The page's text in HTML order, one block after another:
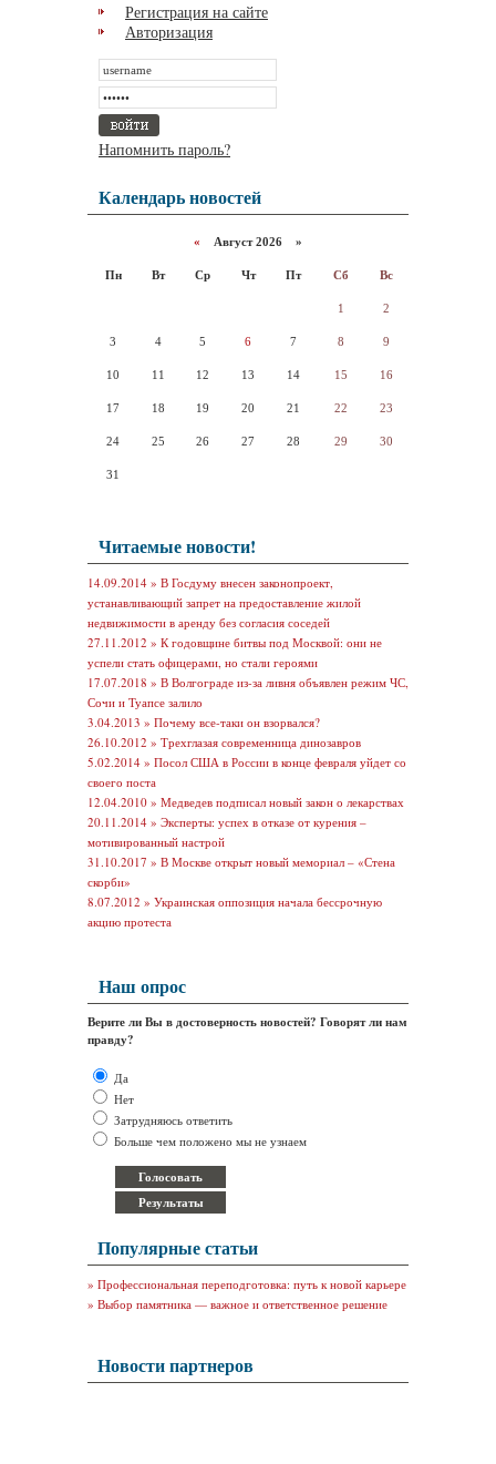
Регистрация на сайте
Авторизация
Напомнить пароль?
Календарь новостей
« Август 2026 »
Пн Вт Ср Чт Пт Сб Вс
1 2
3 4 5 6 7 8 9
10 11 12 13 14 15 16
17 18 19 20 21 22 23
24 25 26 27 28 29 30
31
Читаемые новости!
14.09.2014 » В Госдуму внесен законопроект,
устанавливающий запрет на предоставление жилой
недвижимости в аренду без согласия соседей
27.11.2012 » К годовщине битвы под Москвой: они не
успели стать офицерами, но стали героями
17.07.2018 » В Волгограде из-за ливня объявлен режим ЧС,
Сочи и Туапсе залило
3.04.2013 » Почему все-таки он взорвался?
26.10.2012 » Трехглазая современница динозавров
5.02.2014 » Посол США в России в конце февраля уйдет со
своего поста
12.04.2010 » Медведев подписал новый закон о лекарствах
20.11.2014 » Эксперты: успех в отказе от курения –
мотивированный настрой
31.10.2017 » В Москве открыт новый мемориал – «Стена
скорби»
8.07.2012 » Украинская оппозиция начала бессрочную
акцию протеста
Наш опрос
Верите ли Вы в достоверность новостей? Говорят ли нам
правду?
Да
Нет
Затрудняюсь ответить
Больше чем положено мы не узнаем
Популярные статьи
» Профессиональная переподготовка: путь к новой карьере
» Выбор памятника — важное и ответственное решение
Новости партнеров